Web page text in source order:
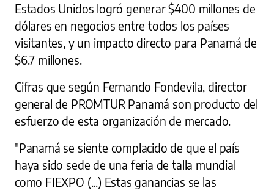
Estados Unidos logró generar $400 millones de
dólares en negocios entre todos los países
visitantes, y un impacto directo para Panamá de
$6.7 millones.
Cifras que según Fernando Fondevila, director
general de PROMTUR Panamá son producto del
esfuerzo de esta organización de mercado.
"Panamá se siente complacido de que el país
haya sido sede de una feria de talla mundial
como FIEXPO (...) Estas ganancias se las